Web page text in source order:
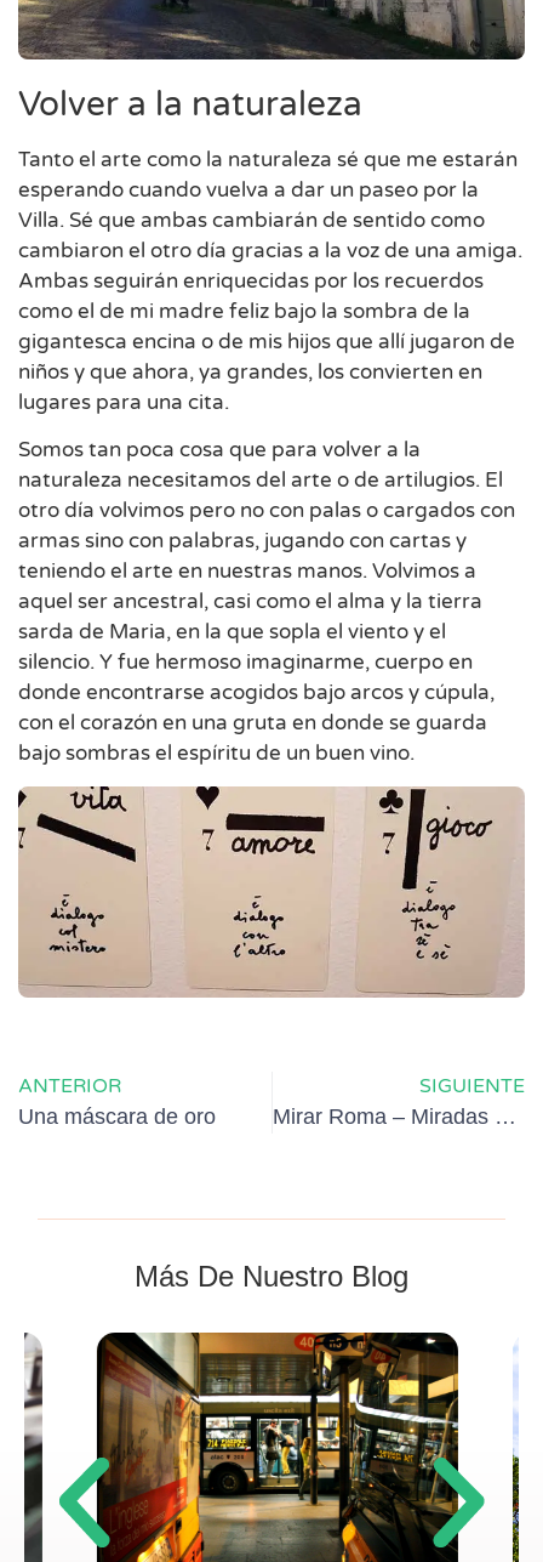
Volver a la naturaleza
Tanto el arte como la naturaleza sé que me estarán
esperando cuando vuelva a dar un paseo por la
Villa. Sé que ambas cambiarán de sentido como
cambiaron el otro día gracias a la voz de una amiga.
Ambas seguirán enriquecidas por los recuerdos
como el de mi madre feliz bajo la sombra de la
gigantesca encina o de mis hijos que allí jugaron de
niños y que ahora, ya grandes, los convierten en
lugares para una cita.
Somos tan poca cosa que para volver a la
naturaleza necesitamos del arte o de artilugios. El
otro día volvimos pero no con palas o cargados con
armas sino con palabras, jugando con cartas y
teniendo el arte en nuestras manos. Volvimos a
aquel ser ancestral, casi como el alma y la tierra
sarda de Maria, en la que sopla el viento y el
silencio. Y fue hermoso imaginarme, cuerpo en
donde encontrarse acogidos bajo arcos y cúpula,
con el corazón en una gruta en donde se guarda
bajo sombras el espíritu de un buen vino.
ANTERIOR
Una máscara de oro
SIGUIENTE
Mirar Roma – Miradas al pasado futuro
Más De Nuestro Blog